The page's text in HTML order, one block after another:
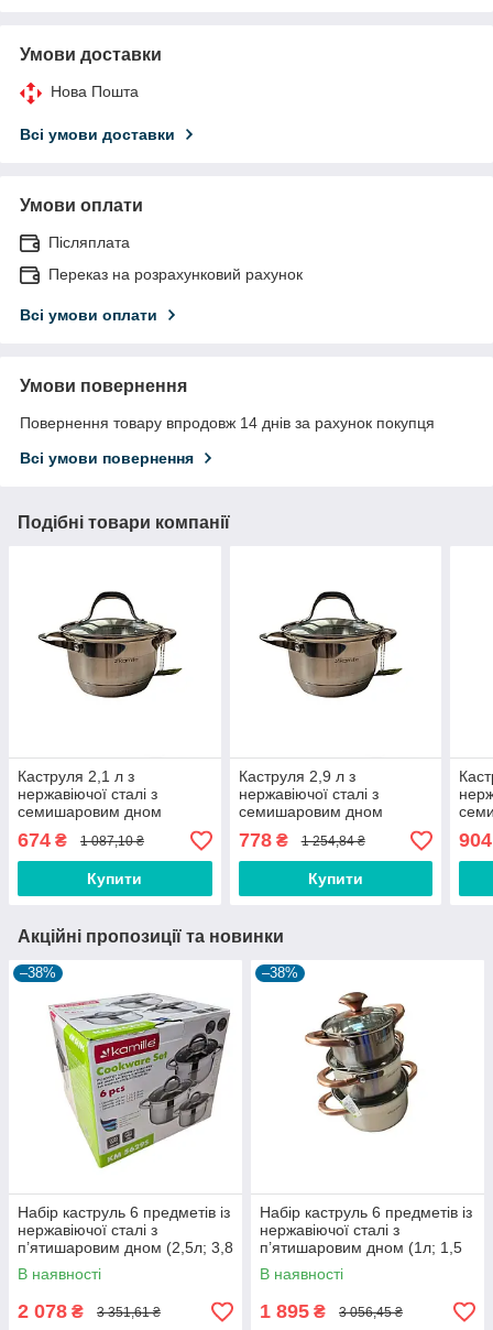
Умови доставки
Нова Пошта
Всі умови доставки
Умови оплати
Післяплата
Переказ на розрахунковий рахунок
Всі умови оплати
Умови повернення
Повернення товару впродовж 14 днів за рахунок покупця
Всі умови повернення
Подібні товари компанії
Каструля 2,1 л з
нержавіючої сталі з
семишаровим дном
(Ǿ16*10,5 см) тм Kamille
674 ₴ 1 087,10 ₴
Купити
Каструля 2,9 л з
нержавіючої сталі з
семишаровим дном
(Ǿ18*11,5 см) тм Kamille
778₴ 1 254,84 ₴
Купити
904
Акційні пропозиції та новинки
–38%
Набір каструль 6 предметів із
нержавіючої сталі з
п’ятишаровим дном (2,5л; 3,8
л; 6,5 л) тм Kamille
В наявності
2 078 ₴ 3 351,61 ₴
–38%
Набір каструль 6 предметів із
нержавіючої сталі з
п’ятишаровим дном (1л; 1,5
л; 2 л) тм Kamille
В наявності
1 895 ₴ 3 056,45 ₴